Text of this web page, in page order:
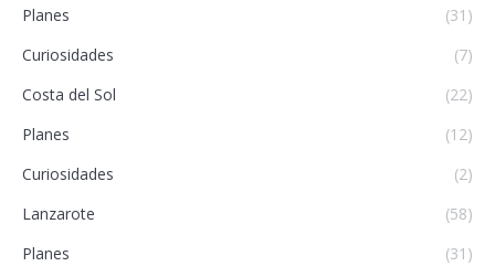
Planes
(31)
Curiosidades
(7)
Costa del Sol
(22)
Planes
(12)
Curiosidades
(2)
Lanzarote
(58)
Planes
(31)